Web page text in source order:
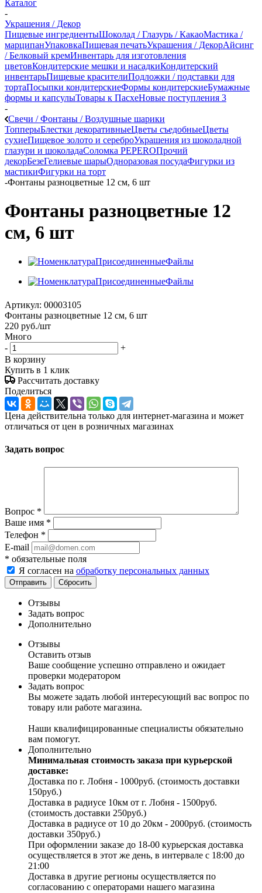
Каталог
-
Украшения / Декор
Пищевые ингредиентыШоколад / Глазурь / КакаоМастика /
марципанУпаковкаПищевая печатьУкрашения / ДекорАйсинг
/ Белковый кремИнвентарь для изготовления
цветовКондитерские мешки и насадкиКондитерский
инвентарьПищевые красителиПодложки / подставки для
тортаПосыпки кондитерскиеФормы кондитерскиеБумажные
формы и капсулыТовары к ПасхеНовые поступления 3
-
Свечи / Фонтаны / Воздушные шарики
ТопперыБлестки декоративныеЦветы съедобныеЦветы
сухиеПищевое золото и сереброУкрашения из шоколадной
глазури и шоколадаСоломка PEPEROПрочий
декорБезеГелиевые шарыОдноразовая посудаФигурки из
мастикиФигурки на торт
-Фонтаны разноцветные 12 см, 6 шт
Фонтаны разноцветные 12
см, 6 шт
Артикул: 00003105
Фонтаны разноцветные 12 см, 6 шт
220 руб./шт
Много
-
+
В корзину
Купить в 1 клик
Рассчитать доставку
Поделиться
Цена действительна только для интернет-магазина и может
отличаться от цен в розничных магазинах
Задать вопрос
Вопрос *
Ваше имя *
Телефон *
E-mail
* обязательные поля
Я согласен на обработку персональных данных
Отправить Сбросить
Отзывы
Задать вопрос
Дополнительно
Отзывы
Оставить отзыв
Ваше сообщение успешно отправлено и ожидает
проверки модератором
Задать вопрос
Вы можете задать любой интересующий вас вопрос по
товару или работе магазина.
Наши квалифицированные специалисты обязательно
вам помогут.
Дополнительно
Минимальная стоимость заказа при курьерской
доставке:
Доставка по г. Лобня - 1000руб. (стоимость доставки
150руб.)
Доставка в радиусе 10км от г. Лобня - 1500руб.
(стоимость доставки 250руб.)
Доставка в радиусе от 10 до 20км - 2000руб. (стоимость
доставки 350руб.)
При оформлении заказе до 18-00 курьерская доставка
осуществляется в этот же день, в интервале с 18:00 до
21:00
Доставка в другие регионы осуществляется по
согласованию с операторами нашего магазина